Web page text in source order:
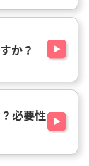
か？
必要性